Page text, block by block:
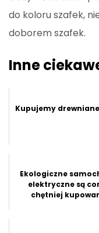
do koloru szafek,
doborem szafek.
Inne
Kupujemy
Ekologiczne
elektryczne są
chętniej